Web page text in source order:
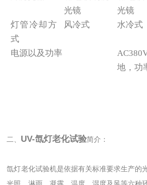
光镜
光镜
灯管冷却方
式
风冷式 水冷式
电源以及功率
地，功
二、 UV-氙灯老化试验简介：
氙灯老化试验机是依据有关标准要求生产的